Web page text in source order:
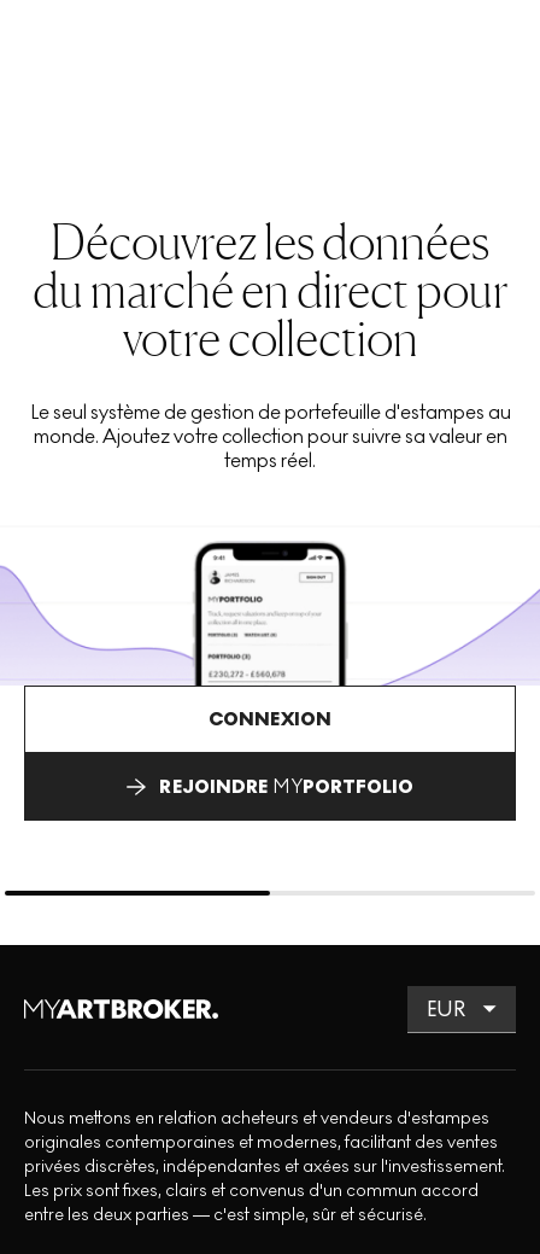
Découvrez les données
du marché en direct pour
votre collection
Le seul système de gestion de portefeuille d'estampes au
monde. Ajoutez votre collection pour suivre sa valeur en
temps réel.
CONNEXION
REJOINDRE MYPORTFOLIO
Nous mettons en relation acheteurs et vendeurs d'estampes
originales contemporaines et modernes, facilitant des ventes
privées discrètes, indépendantes et axées sur l'investissement.
Les prix sont fixes, clairs et convenus d'un commun accord
entre les deux parties — c'est simple, sûr et sécurisé.